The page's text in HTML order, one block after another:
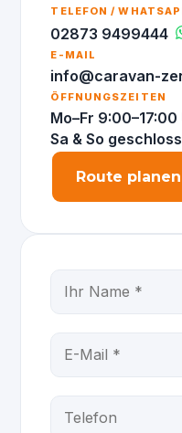
TELEFON /
02873 9499444
E-MAIL
info@caravan-
ÖFFNUNGSZEITEN
Mo–Fr 9:00–17:00
Sa & So
Route planen